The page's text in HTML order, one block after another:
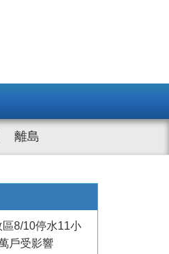
離島
8/10停水11小
戶受影響